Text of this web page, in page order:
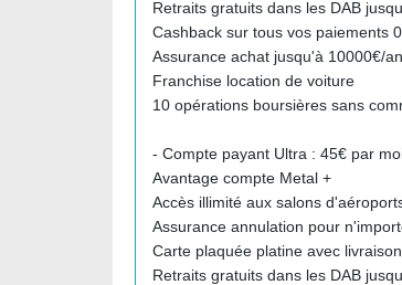
Retraits gratuits dans les DAB
Cashback sur tous vos paiements
Assurance achat jusqu'à 10000€/an
Franchise location de voiture
10 opérations boursières sans
- Compte payant Ultra : 45€ par
Avantage compte Metal +
Accès illimité aux salons
Assurance annulation pour
Carte plaquée platine avec
Retraits gratuits dans les DAB